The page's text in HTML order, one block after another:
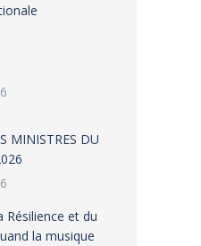
MINISTRES DU
Résilience et du
la musique